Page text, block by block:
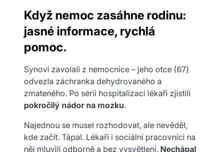
Když nemoc zasáhne rodinu:
jasné informace, rychlá
pomoc.
Synovi zavolali z nemocnice – jeho otce (67)
odvezla záchranka dehydrovaného a
zmateného. Po sérii hospitalizací lékaři zjistili
pokročilý nádor na mozku.
Najednou se musel rozhodovat, ale nevěděl,
kde začít. Tápal. Lékaři i sociální pracovníci na
něj mluvili odborně a bez vysvětlení. Nechápal